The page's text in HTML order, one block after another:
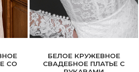
CО
БЕЛОЕ КРУЖЕВНОЕ
СВАДЕБНОЕ ПЛАТЬЕ С